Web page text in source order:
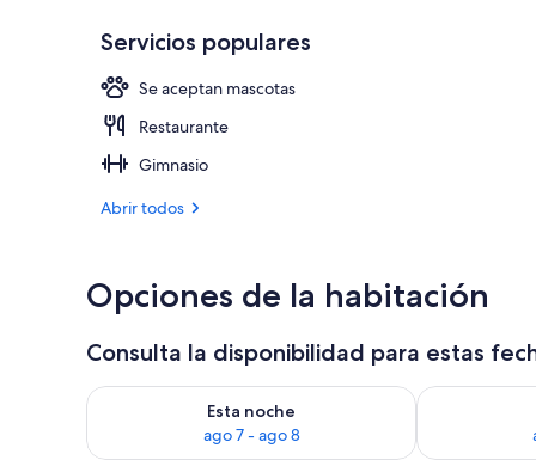
Servicios populares
Se aceptan mascotas
Restaurante
Gimnasio
Abrir todos
Opciones de la habitación
Consulta la disponibilidad para estas
Esta noche
ago 7 - ago 8
Consulta la disponibilidad para esta noche, ago 7 -
Consulta la